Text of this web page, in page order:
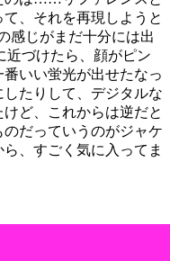
、それを再現しようと
感じがまだ十分には出
近づけたら、顔がピン
いい蛍光が出せたなっ
たりして、デジタルな
ど、これからは逆だと
のだっていうのがジャケ
、すごく気に入ってま